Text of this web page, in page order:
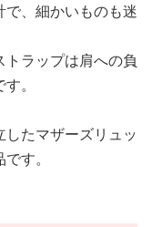
、細かいものも迷
ラップは肩への負
。
たマザーズリュッ
す。